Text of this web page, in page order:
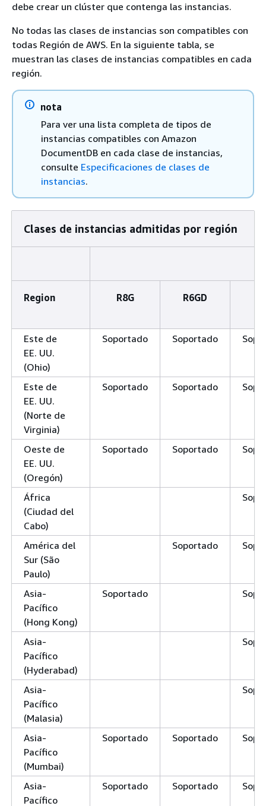
debe crear un clúster que contenga las instancias.
No todas las clases de instancias son compatibles con
todas Región de AWS. En la siguiente tabla, se
muestran las clases de instancias compatibles en cada
región.
nota
Para ver una lista completa de tipos de
instancias compatibles con Amazon
DocumentDB en cada clase de instancias,
consulte Especificaciones de clases de
instancias.
Clases de instancias admitidas por región
Region R8G R6GD
Este de
EE. UU.
(Ohio)
Soportado Soportado
Este de
EE. UU.
(Norte de
Virginia)
Soportado Soportado
Oeste de
EE. UU.
(Oregón)
Soportado Soportado
África
(Ciudad del
Cabo)
América del
Sur (São
Paulo)
Soportado
Asia-
Pacífico
(Hong Kong)
Soportado
Asia-
Pacífico
(Hyderabad)
Asia-
Pacífico
(Malasia)
Asia-
Pacífico
(Mumbai)
Soportado Soportado
Asia-
Pacífico
Soportado Soportado